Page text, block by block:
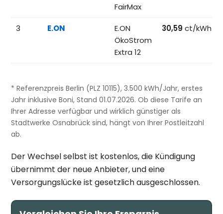
FairMax
3 E.ON
E.ON
ÖkoStrom
Extra 12
30,59 ct/kWh
* Referenzpreis Berlin (PLZ 10115), 3.500 kWh/Jahr, erstes
Jahr inklusive Boni, Stand 01.07.2026. Ob diese Tarife an
Ihrer Adresse verfügbar und wirklich günstiger als
Stadtwerke Osnabrück sind, hängt von Ihrer Postleitzahl
ab.
Der Wechsel selbst ist kostenlos, die Kündigung
übernimmt der neue Anbieter, und eine
Versorgungslücke ist gesetzlich ausgeschlossen.